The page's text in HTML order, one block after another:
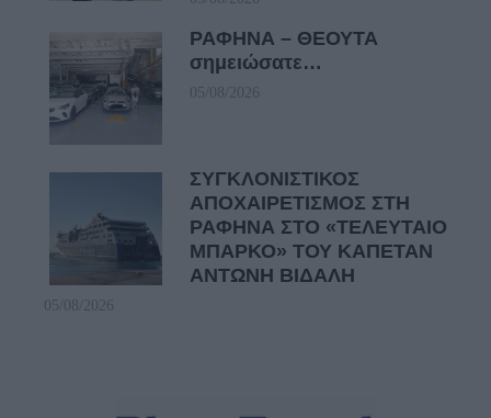
ΡΑΦΗΝΑ – ΘΕΟΥΤΑ
σημειώσατε…
05/08/2026
ΣΥΓΚΛΟΝΙΣΤΙΚΟΣ
ΑΠΟΧΑΙΡΕΤΙΣΜΟΣ ΣΤΗ
ΡΑΦΗΝΑ ΣΤΟ «ΤΕΛΕΥΤΑΙΟ
ΜΠΑΡΚΟ» ΤΟΥ ΚΑΠΕΤΑΝ
ΑΝΤΩΝΗ ΒΙΔΑΛΗ
05/08/2026